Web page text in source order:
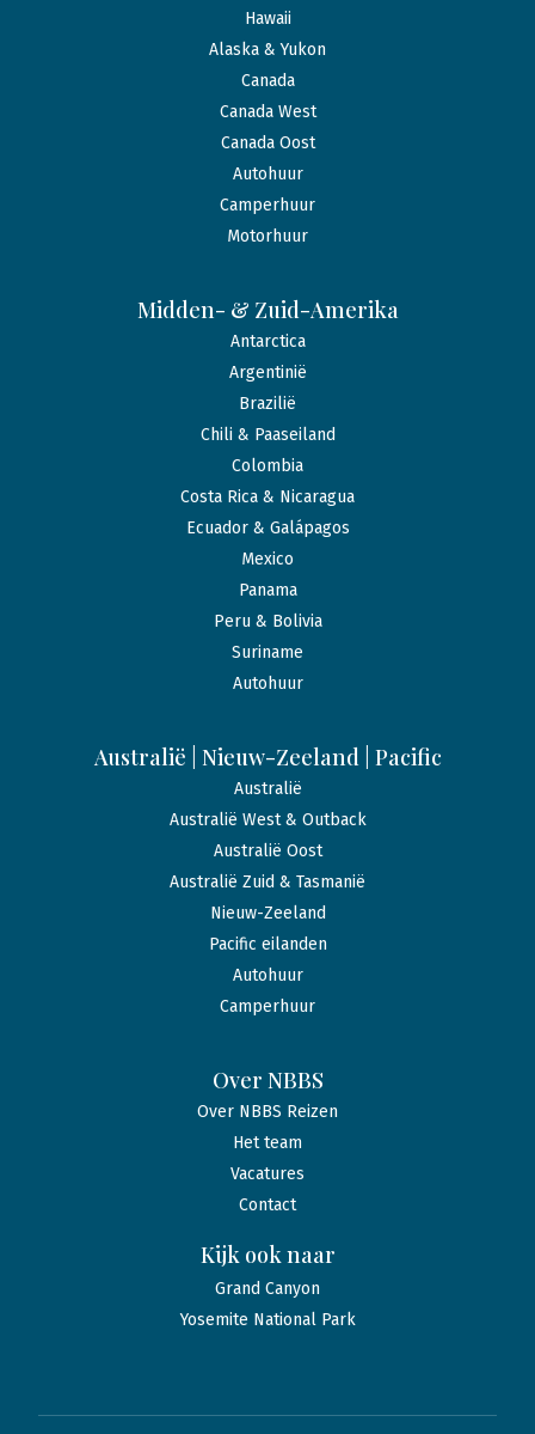
Hawaii
Alaska & Yukon
Canada
Canada West
Canada Oost
Autohuur
Camperhuur
Motorhuur
Midden- & Zuid-Amerika
Antarctica
Argentinië
Brazilië
Chili & Paaseiland
Colombia
Costa Rica & Nicaragua
Ecuador & Galápagos
Mexico
Panama
Peru & Bolivia
Suriname
Autohuur
Australië | Nieuw-Zeeland | Pacific
Australië
Australië West & Outback
Australië Oost
Australië Zuid & Tasmanië
Nieuw-Zeeland
Pacific eilanden
Autohuur
Camperhuur
Over NBBS
Over NBBS Reizen
Het team
Vacatures
Contact
Kijk ook naar
Grand Canyon
Yosemite National Park